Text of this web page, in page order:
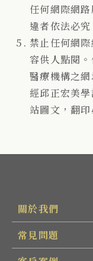
任何網際網
違者依法必究
禁止任何網
容供人點閱
醫療機構之
經邱正宏美
站圖文，翻印
關於我們
常見問題